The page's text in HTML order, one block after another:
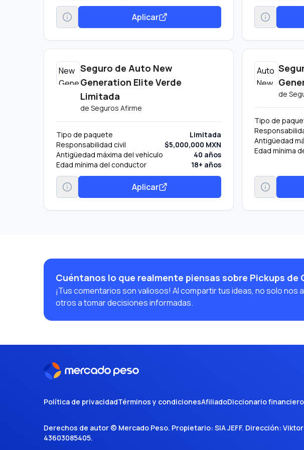
Aplicar
Seguro de Auto New
Generation Elite Verde
Limitada
de Seguros Afirme
Tipo de paquete
Limitada
Responsabilidad civil
$5,000,000 MXN
Antigüedad máxima del vehículo
40 años
Edad mínima del conductor
18+ años
Aplicar
de
Tipo de
Antigüedad
Edad mínima
Cuéntanos lo que realmente piensas sobre Pickups de
¡Tus comentarios son valiosos! Al compartir tus ideas, no solo nos
otros a tomar decisiones informadas.
Política de privacidadTérminos y condicionesAfiliadoDiccionario financiero
Derechos de autor © Mercado Peso. Propietario: SIA JEFF. Dirección:
43603085405.